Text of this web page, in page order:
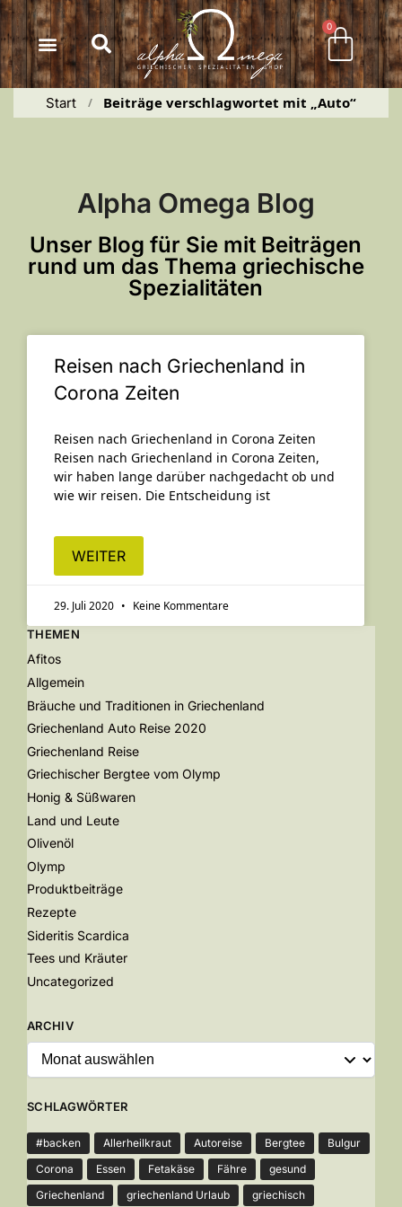
springen
0
Start / Beiträge verschlagwortet mit „Auto“
Alpha Omega Blog
Unser Blog für Sie mit Beiträgen
rund um das Thema griechische
Spezialitäten
Reisen nach Griechenland in
Corona Zeiten
Reisen nach Griechenland in Corona Zeiten
Reisen nach Griechenland in Corona Zeiten,
wir haben lange darüber nachgedacht ob und
wie wir reisen. Die Entscheidung ist
WEITER
29. Juli 2020 Keine Kommentare
THEMEN
Afitos
Allgemein
Bräuche und Traditionen in Griechenland
Griechenland Auto Reise 2020
Griechenland Reise
Griechischer Bergtee vom Olymp
Honig & Süßwaren
Land und Leute
Olivenöl
Olymp
Produktbeiträge
Rezepte
Sideritis Scardica
Tees und Kräuter
Uncategorized
ARCHIV
SCHLAGWÖRTER
#backen Allerheilkraut Autoreise Bergtee
Bulgur
Corona
Essen Fetakäse Fähre
gesund
Griechenland
griechenland Urlaub
griechisch